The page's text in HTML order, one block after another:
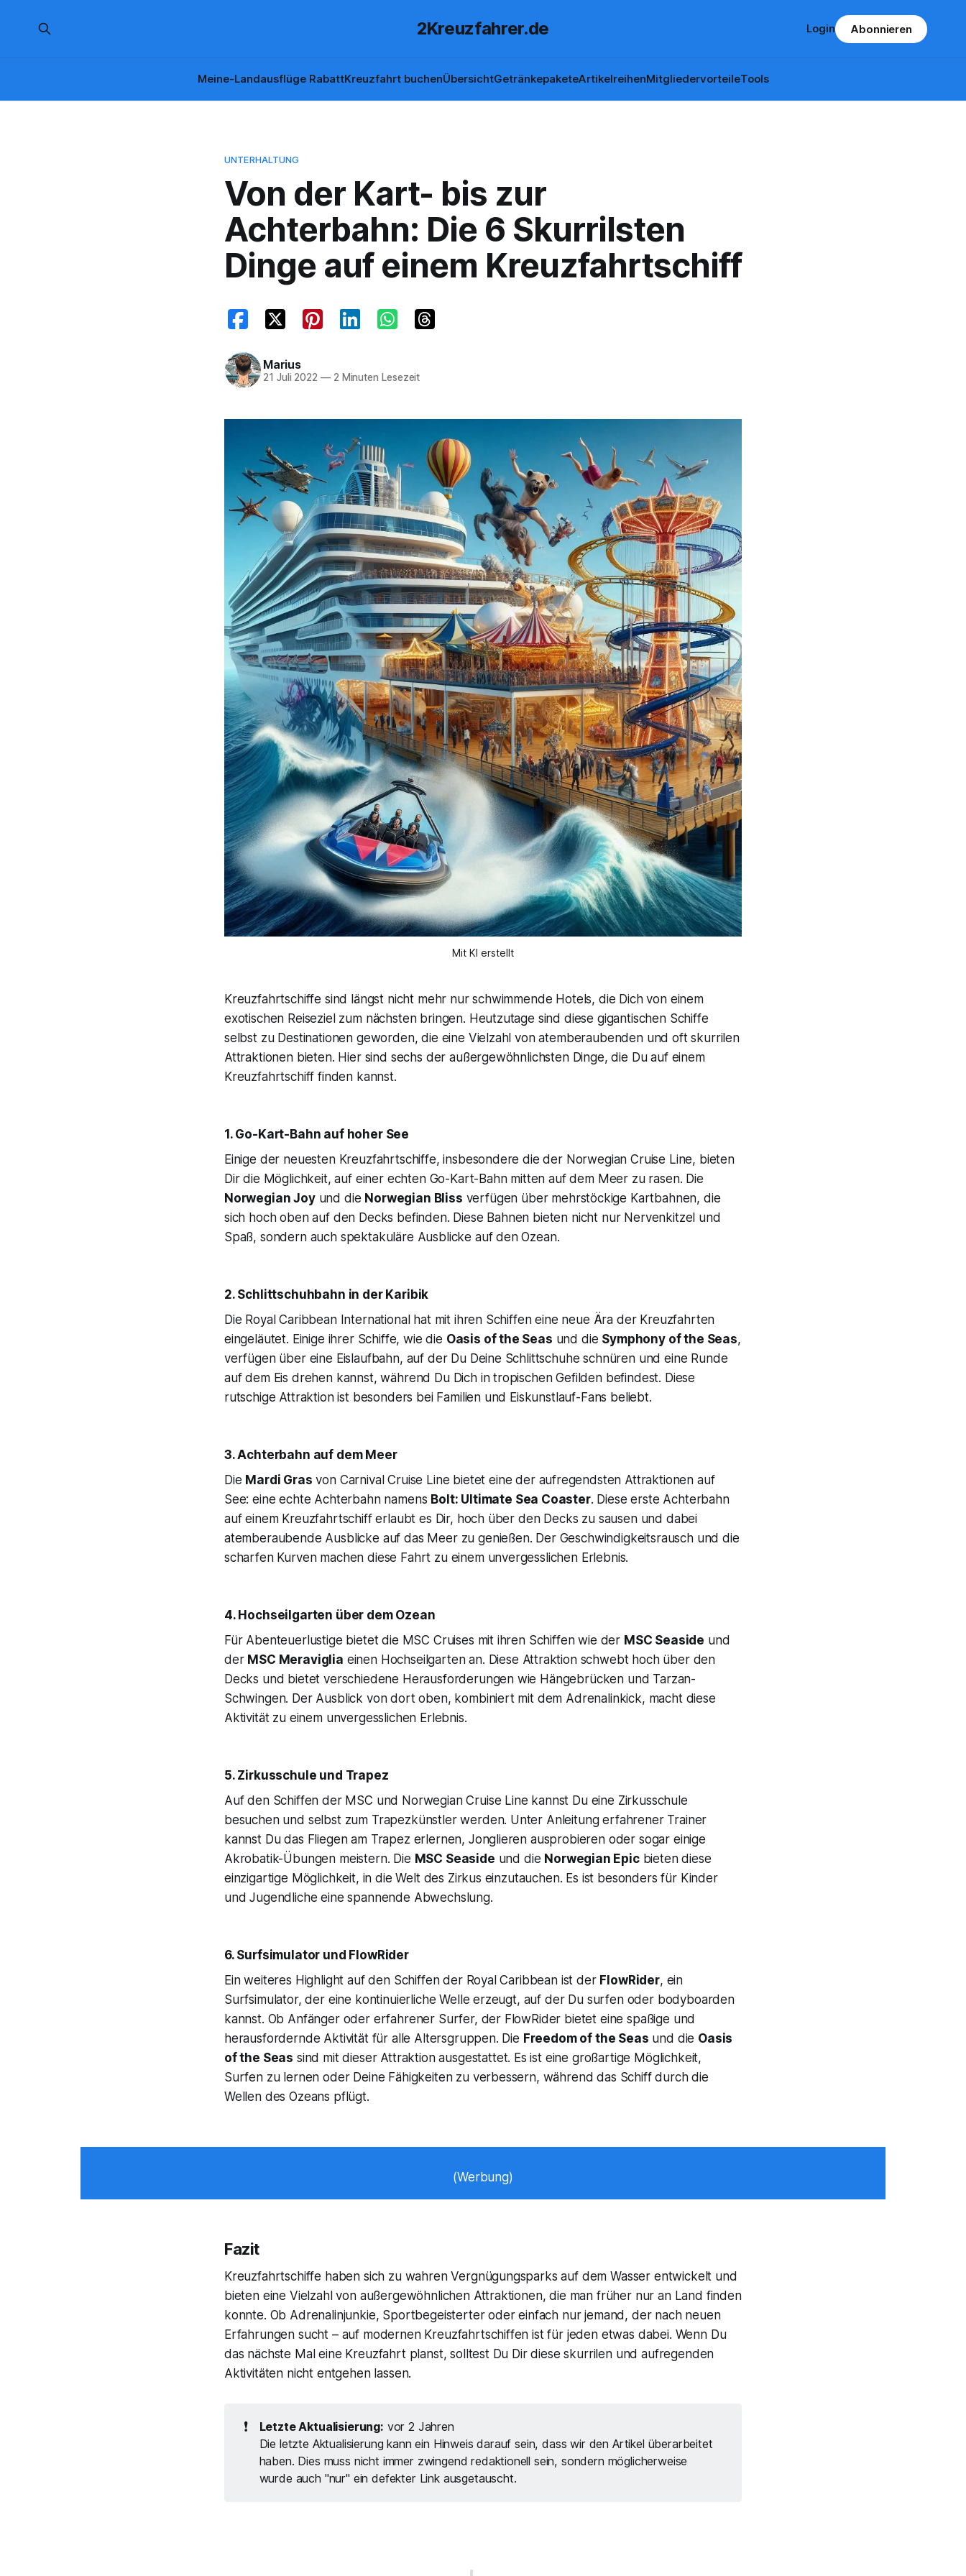
2Kreuzfahrer.de
Meine-Landausflüge RabattKreuzfahrt buchenÜbersichtGetränkepaketeArtikelreihenMitgliedervorteileTools
Login Abonnieren
UNTERHALTUNG
Von der Kart- bis zur
Achterbahn: Die 6 Skurrilsten
Dinge auf einem Kreuzfahrtschiff
Marius
21 Juli 2022 —2 Minuten Lesezeit
Mit KI erstellt
Kreuzfahrtschiffe sind längst nicht mehr nur schwimmende Hotels, die Dich von einem
exotischen Reiseziel zum nächsten bringen. Heutzutage sind diese gigantischen Schiffe
selbst zu Destinationen geworden, die eine Vielzahl von atemberaubenden und oft skurrilen
Attraktionen bieten. Hier sind sechs der außergewöhnlichsten Dinge, die Du auf einem
Kreuzfahrtschiff finden kannst.
1. Go-Kart-Bahn auf hoher See
Einige der neuesten Kreuzfahrtschiffe, insbesondere die der Norwegian Cruise Line, bieten
Dir die Möglichkeit, auf einer echten Go-Kart-Bahn mitten auf dem Meer zu rasen. Die
Norwegian Joyund die Norwegian Bliss verfügen über mehrstöckige Kartbahnen, die
sich hoch oben auf den Decks befinden. Diese Bahnen bieten nicht nur Nervenkitzel und
Spaß, sondern auch spektakuläre Ausblicke auf den Ozean.
2. Schlittschuhbahn in der Karibik
Die Royal Caribbean International hat mit ihren Schiffen eine neue Ära der Kreuzfahrten
eingeläutet. Einige ihrer Schiffe, wie die Oasis of the Seas und die Symphony of the Seas,
verfügen über eine Eislaufbahn, auf der Du Deine Schlittschuhe schnüren und eine Runde
auf dem Eis drehen kannst, während Du Dich in tropischen Gefilden befindest. Diese
rutschige Attraktion ist besonders bei Familien und Eiskunstlauf-Fans beliebt.
3. Achterbahn auf dem Meer
Die Mardi Gras von Carnival Cruise Line bietet eine der aufregendsten Attraktionen auf
See: eine echte Achterbahn namens Bolt: Ultimate Sea Coaster. Diese erste Achterbahn
auf einem Kreuzfahrtschiff erlaubt es Dir, hoch über den Decks zu sausen und dabei
atemberaubende Ausblicke auf das Meer zu genießen. Der Geschwindigkeitsrausch und die
scharfen Kurven machen diese Fahrt zu einem unvergesslichen Erlebnis.
4. Hochseilgarten über dem Ozean
Für Abenteuerlustige bietet die MSC Cruises mit ihren Schiffen wie der MSC Seaside und
der MSC Meraviglia einen Hochseilgarten an. Diese Attraktion schwebt hoch über den
Decks und bietet verschiedene Herausforderungen wie Hängebrücken und Tarzan-
Schwingen. Der Ausblick von dort oben, kombiniert mit dem Adrenalinkick, macht diese
Aktivität zu einem unvergesslichen Erlebnis.
5. Zirkusschule und Trapez
Auf den Schiffen der MSC und Norwegian Cruise Line kannst Du eine Zirkusschule
besuchen und selbst zum Trapezkünstler werden. Unter Anleitung erfahrener Trainer
kannst Du das Fliegen am Trapez erlernen, Jonglieren ausprobieren oder sogar einige
Akrobatik-Übungen meistern. Die MSC Seaside und die Norwegian Epicbieten diese
einzigartige Möglichkeit, in die Welt des Zirkus einzutauchen. Es ist besonders für Kinder
und Jugendliche eine spannende Abwechslung.
6. Surfsimulator und FlowRider
Ein weiteres Highlight auf den Schiffen der Royal Caribbean ist der FlowRider, ein
Surfsimulator, der eine kontinuierliche Welle erzeugt, auf der Du surfen oder bodyboarden
kannst. Ob Anfänger oder erfahrener Surfer, der FlowRider bietet eine spaßige und
herausfordernde Aktivität für alle Altersgruppen. Die Freedom of the Seas und die Oasis
of the Seas sind mit dieser Attraktion ausgestattet. Es ist eine großartige Möglichkeit,
Surfen zu lernen oder Deine Fähigkeiten zu verbessern, während das Schiff durch die
Wellen des Ozeans pflügt.
(Werbung)
Fazit
Kreuzfahrtschiffe haben sich zu wahren Vergnügungsparks auf dem Wasser entwickelt und
bieten eine Vielzahl von außergewöhnlichen Attraktionen, die man früher nur an Land finden
konnte. Ob Adrenalinjunkie, Sportbegeisterter oder einfach nur jemand, der nach neuen
Erfahrungen sucht – auf modernen Kreuzfahrtschiffen ist für jeden etwas dabei. Wenn Du
das nächste Mal eine Kreuzfahrt planst, solltest Du Dir diese skurrilen und aufregenden
Aktivitäten nicht entgehen lassen.
❗ Letzte Aktualisierung: vor 2 Jahren
Die letzte Aktualisierung kann ein Hinweis darauf sein, dass wir den Artikel überarbeitet
haben. Dies muss nicht immer zwingend redaktionell sein, sondern möglicherweise
wurde auch "nur" ein defekter Link ausgetauscht.